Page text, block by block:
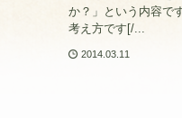
か？」という内容で
考え方です[/...
2014.03.11